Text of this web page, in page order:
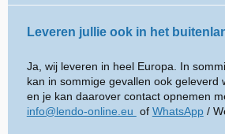
Leveren jullie ook in het
Ja, wij leveren in heel Europa. In
kan in sommige gevallen ook geleverd
en je kan daarover contact opnemen
info@lendo-online.eu of WhatsApp/